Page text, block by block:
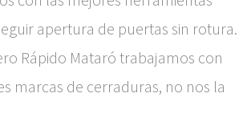
apertura de puertas sin rotura.
Rápido Mataró trabajamos con
marcas de cerraduras, no nos la